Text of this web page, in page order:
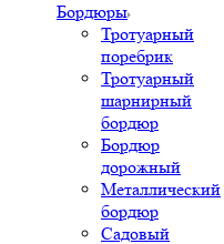
Бордюры
Тротуарный
поребрик
Тротуарный
шарнирный
бордюр
Бордюр
дорожный
Металлический
бордюр
Садовый